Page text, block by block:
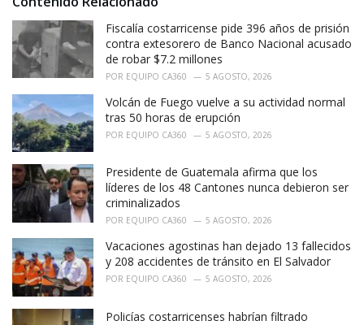
:
Fiscalía costarricense pide 396 años de prisión
contra extesorero de Banco Nacional acusado
de robar $7.2 millones
POR EQUIPO CA360 5 AGOSTO, 2026
Volcán de Fuego vuelve a su actividad normal
tras 50 horas de erupción
POR EQUIPO CA360 5 AGOSTO, 2026
Presidente de Guatemala afirma que los
líderes de los 48 Cantones nunca debieron ser
criminalizados
POR EQUIPO CA360 5 AGOSTO, 2026
Vacaciones agostinas han dejado 13 fallecidos
y 208 accidentes de tránsito en El Salvador
POR EQUIPO CA360 5 AGOSTO, 2026
Policías costarricenses habrían filtrado